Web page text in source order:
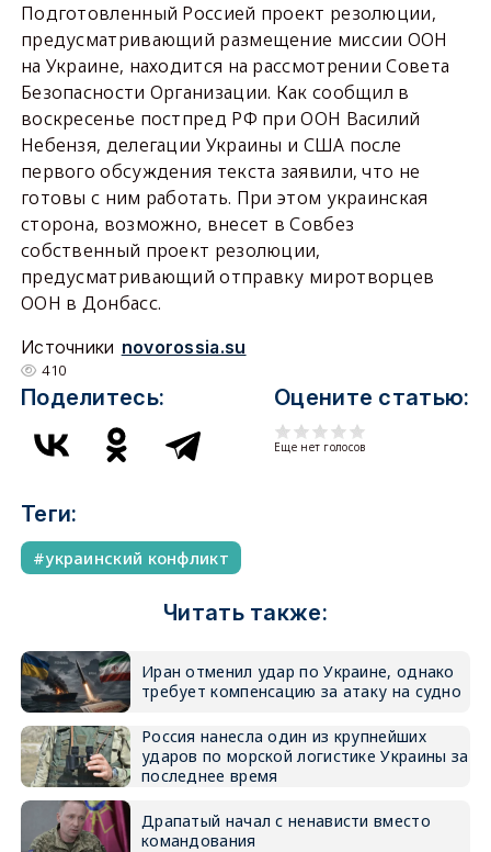
Подготовленный Россией проект резолюции,
предусматривающий размещение миссии ООН
на Украине, находится на рассмотрении Совета
Безопасности Организации. Как сообщил в
воскресенье постпред РФ при ООН Василий
Небензя, делегации Украины и США после
первого обсуждения текста заявили, что не
готовы с ним работать. При этом украинская
сторона, возможно, внесет в Совбез
собственный проект резолюции,
предусматривающий отправку миротворцев
ООН в Донбасс.
Источники novorossia.su
410
Поделитесь: Оцените статью:
Еще нет голосов
Теги:
украинский конфликт
Читать также:
Иран отменил удар по Украине, однако
требует компенсацию за атаку на судно
Россия нанесла один из крупнейших
ударов по морской логистике Украины за
последнее время
Драпатый начал с ненависти вместо
командования